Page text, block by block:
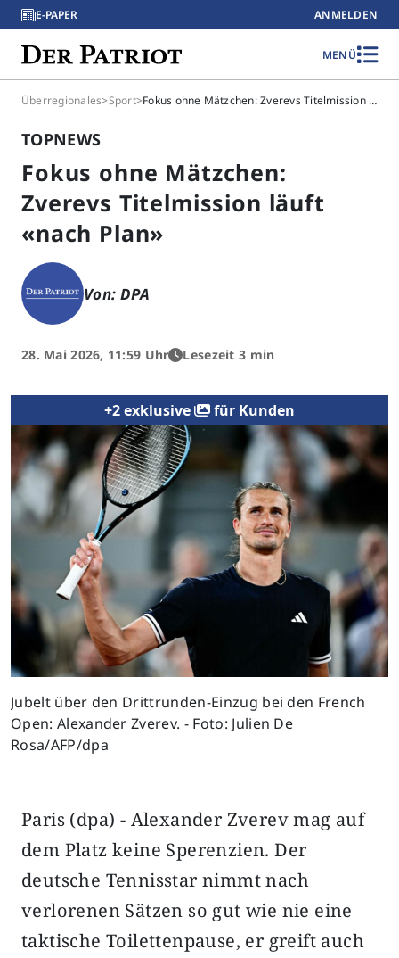
E-PAPER ANMELDEN
MENÜ
Überregionales>Sport> Fokus ohne Mätzchen: Zverevs Titelmission läuft «nach Plan»
TOPNEWS
Fokus ohne Mätzchen:
Zverevs Titelmission läuft
«nach Plan»
Von: DPA
28. Mai 2026, 11:59 Uhr Lesezeit 3 min
+2 exklusive für Kunden
Jubelt über den Drittrunden-Einzug bei den French
Open: Alexander Zverev. - Foto: Julien De
Rosa/AFP/dpa
Previous Next
Paris (dpa) - Alexander Zverev mag auf
dem Platz keine Sperenzien. Der
deutsche Tennisstar nimmt nach
verlorenen Sätzen so gut wie nie eine
taktische Toilettenpause, er greift auch